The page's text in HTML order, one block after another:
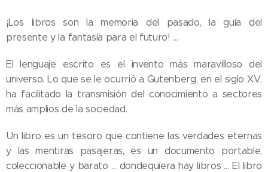
¡Los libros son la memoria del pasado, la guía del
presente y la fantasía para el futuro! …
El lenguaje escrito es el invento más maravilloso del
universo. Lo que se le ocurrió a Gutenberg, en el siglo XV,
ha facilitado la transmisión del conocimiento a sectores
más amplios de la sociedad.
Un libro es un tesoro que contiene las verdades eternas
y las mentiras pasajeras, es un documento portable,
coleccionable y barato … dondequiera hay libros … El libro